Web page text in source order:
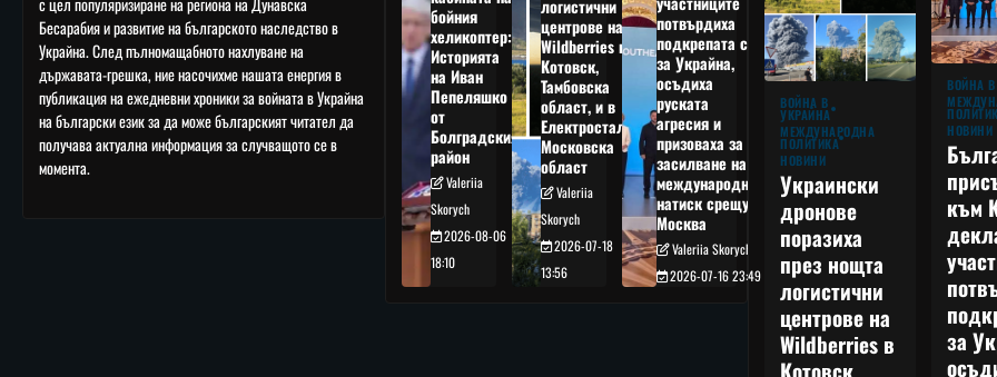
Бесарабия и развитие на българското наследство в
Украйна. След пълномащабното нахлуване на
държавата-грешка, ние насочихме нашата енергия в
публикация на ежедневни хроники за войната в Украйна
на български език за да може българският читател да
получава актуална информация за случващото се в
момента.
бойния
хеликоптер:
Историята
на Иван
Пепеляшко
от
Болградския
район
Valeriia
Skorych
2026-08-06
18:10
логистични
центрове на
Wildberries в
Котовск,
Тамбовска
област, и в
Електростал,
Московска
област
Valeriia
Skorych
2026-07-18
13:56
потвърдиха
подкрепата си
за Украйна,
осъдиха
руската
агресия и
призоваха за
засилване на
международния
натиск срещу
Москва
Valeriia Skorych
2026-07-16 23:49
ВОЙНА В
УКРАЙНА
МЕЖДУНАРОДНА
ПОЛИТИКА
НОВИНИ
Украински
дронове
поразиха
през нощта
логистични
центрове на
Wildberries в
Котовск,
ВОЙНА
НОВИНИ
към
за